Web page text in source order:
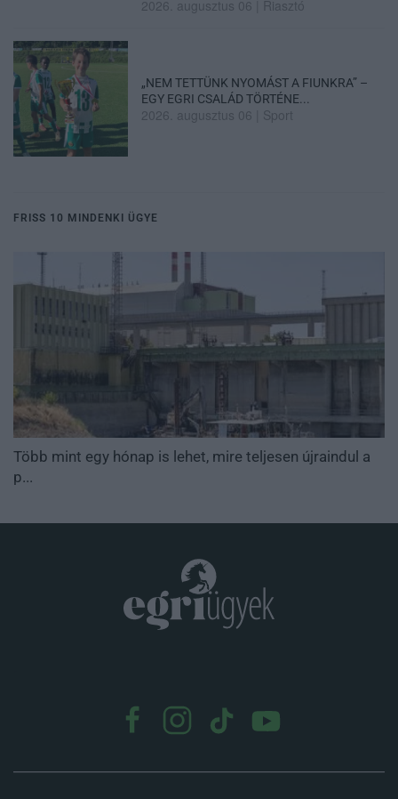
2026. augusztus 06 Riasztó
„NEM TETTÜNK NYOMÁST A FIUNKRA” –
EGY EGRI CSALÁD TÖRTÉNE...
2026. augusztus 06 Sport
FRISS 10 MINDENKI ÜGYE
Több mint egy hónap is lehet, mire teljesen újraindul a
p...